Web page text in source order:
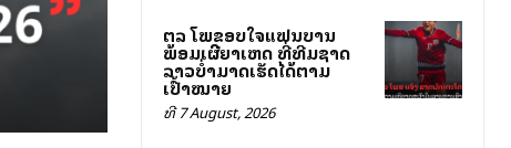
ສຕລ ໂພສຂອບໃຈແຟນບານ
ພ້ອມເຜີຍສາເຫດ ທີ່ທີມຊາດ
ລາວບໍ່ສາມາດເຮັດໄດ້ຕາມ
ເປົ້າໝາຍ
ທີ 7 August, 2026